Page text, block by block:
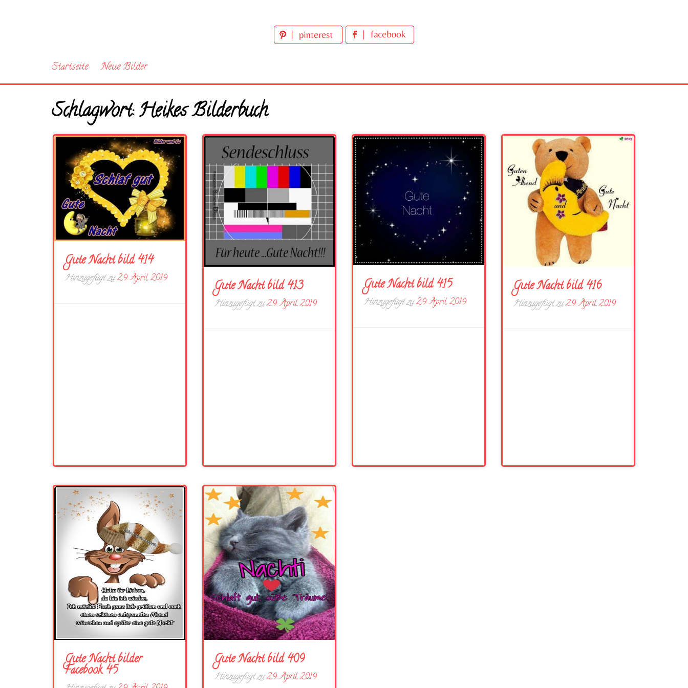
Startseite Neue Bilder
Schlagwort:Heikes Bilderbuch
Gute Nacht bild 414
Hinzugefügt zu29. April 2019 Gute Nacht bild 413
Hinzugefügt zu29. April 2019
Gute Nacht bild 415
Hinzugefügt zu29. April 2019
Gute Nacht bild 416
Hinzugefügt zu29. April 2019
Gute Nacht bilder
Facebook 45
Gute Nacht bild 409
Hinzugefügt zu29. April 2019